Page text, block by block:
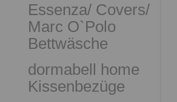
Essenza/ Covers/
Marc O`Polo
Bettwäsche
dormabell home
Kissenbezüge